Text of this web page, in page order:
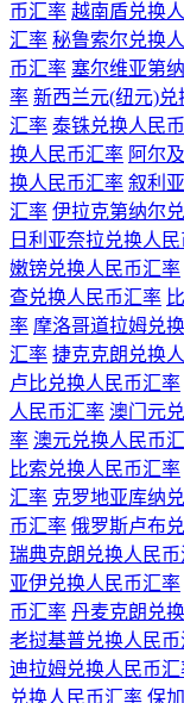
币汇率 越南盾兑换
汇率 秘鲁索尔兑换
币汇率 塞尔维亚第
率 新西兰元(纽元)
汇率 泰铢兑换人民
换人民币汇率 阿尔
换人民币汇率 叙利
汇率 伊拉克第纳尔
日利亚奈拉兑换人
嫩镑兑换人民币汇率
查兑换人民币汇率
率 摩洛哥道拉姆兑
汇率 捷克克朗兑换
卢比兑换人民币汇率
人民币汇率 澳门元
率 澳元兑换人民币
比索兑换人民币汇率
汇率 克罗地亚库纳
币汇率 俄罗斯卢布
瑞典克朗兑换人民
亚伊兑换人民币汇率
币汇率 丹麦克朗兑
老挝基普兑换人民
迪拉姆兑换人民币汇
兑换人民币汇率 保